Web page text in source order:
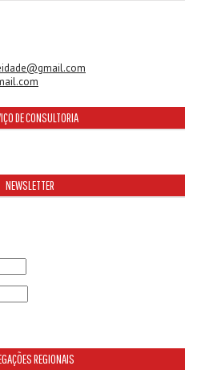
DE CONSULTORIA
NEWSLETTER
REGIONAIS